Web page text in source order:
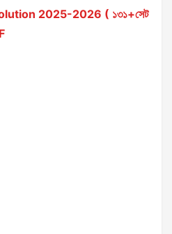
2025-2026 ( ১৩১+সেট